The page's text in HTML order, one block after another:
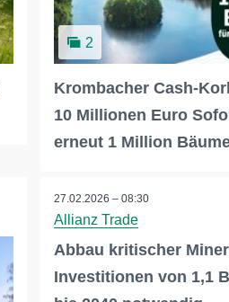
2
Krombacher Cash-
10 Millionen Euro
erneut 1 Million
27.02.2026 – 08:30
Allianz Trade
Abbau kritischer
Investitionen von 1,1